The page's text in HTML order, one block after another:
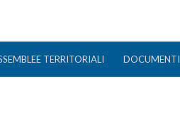
TERRITORIALI DOCUMENTI